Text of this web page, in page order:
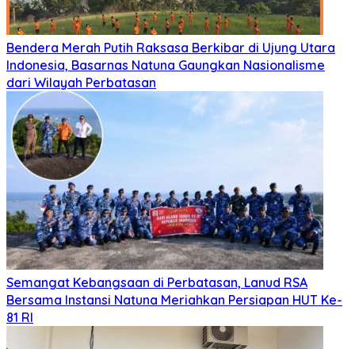
Bendera Merah Putih Raksasa Berkibar di Ujung Utara
Indonesia, Basarnas Natuna Gaungkan Nasionalisme
dari Wilayah Perbatasan
Semangat Kebangsaan di Perbatasan, Lanud RSA
Bersama Instansi Natuna Meriahkan Persiapan HUT Ke-
81 RI